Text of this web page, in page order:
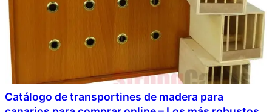
Catálogo de transportines de madera para